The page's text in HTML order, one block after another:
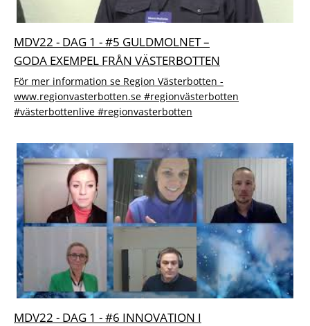
MDV22 - DAG 1 - #5 GULDMOLNET –
GODA EXEMPEL FRÅN VÄSTERBOTTEN
För mer information se Region Västerbotten -
www.regionvasterbotten.se #regionvästerbotten
#västerbottenlive #regionvasterbotten
MDV22 - DAG 1 - #6 INNOVATION I